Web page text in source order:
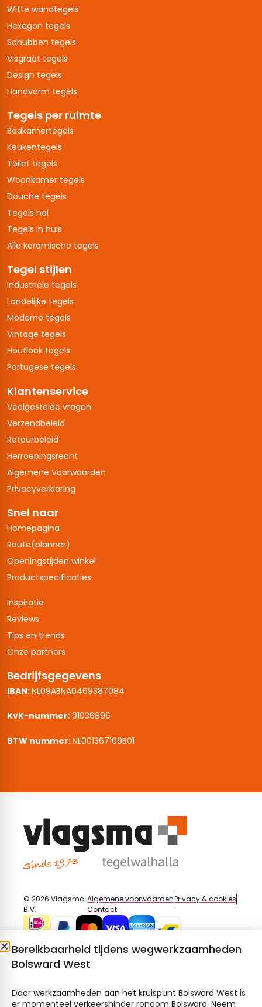
Witte wandtegels
Hexagon tegels
Schubben tegels
Visgraat tegels
Design tegels
Handvorm tegels
Tegels per ruimte
Badkamertegels
Keukentegels
Toilet tegels
Woonkamer tegels
Douche tegels
Tegels hal
Tegels in huis
Alle keramische tegels
Tegel stijlen
Industriële tegels
Landelijke tegels
Moderne tegels
Vintage tegels
Houtlook tegels
Portugese tegels
Klantenservice
Veelgestelde vragen
Verzendbeleid
Retourbeleid
Herroepingsrecht
Algemene Voorwaarden
Privacyverklaring
Snel naar
Homepagina
Route(planner)
Openingstijden winkel
Productspecificaties
Inspiratie
Reviews
Tips en trends
Onze partners
Bedrijfsgegevens
IBAN:NL09ABNA0469387084
KvK-nummer:01036896
BTW nummer:NL001367109B01
© 2026 Vlagsma
B.V.
Algemene voorwaardenPrivacy & cookies
Contact
Bereikbaarheid tijdens wegwerkzaamheden
Bolsward West
Door werkzaamheden aan het kruispunt Bolsward West is
er momenteel verkeershinder rondom Bolsward. Neem